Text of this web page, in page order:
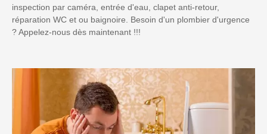
inspection par caméra, entrée d'eau, clapet anti-retour,
réparation WC et ou baignoire. Besoin d'un plombier d'urgence
? Appelez-nous dès maintenant !!!